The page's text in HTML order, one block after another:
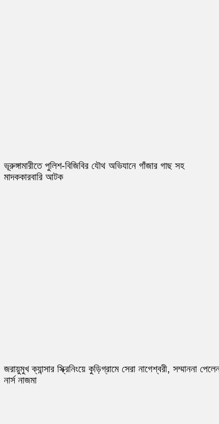
ভূরুঙ্গামারীতে পুলিশ-বিজিবির যৌথ অভিযানে গাঁজার গাছ সহ
মাদককারবারি আটক
জরায়ুমুখ ক্যান্সার স্ক্রিনিংয়ে কুড়িগ্রামে সেরা নাগেশ্বরী, সম্মাননা
নার্স নাজমা